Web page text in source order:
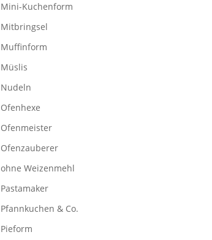
Mini-Kuchenform
Mitbringsel
Muffinform
Müslis
Nudeln
Ofenhexe
Ofenmeister
Ofenzauberer
ohne Weizenmehl
Pastamaker
Pfannkuchen & Co.
Pieform